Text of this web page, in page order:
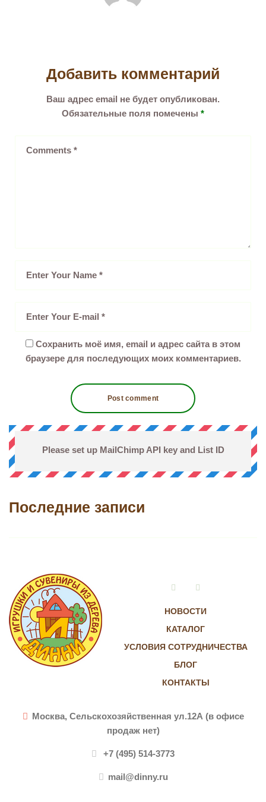
Добавить комментарий
Ваш адрес email не будет опубликован.
Обязательные поля помечены *
Сохранить моё имя, email и адрес сайта в этом
браузере для последующих моих комментариев.
Please set up MailChimp API key and List ID
Последние записи
НОВОСТИ
КАТАЛОГ
УСЛОВИЯ СОТРУДНИЧЕСТВА
БЛОГ
КОНТАКТЫ
VkontakteInstagram
Москва, Сельскохозяйственная ул.12А (в офисе
продаж нет)
+7 (495) 514-3773
mail@dinny.ru